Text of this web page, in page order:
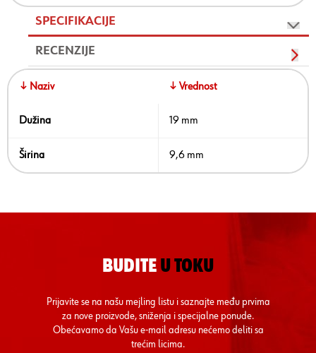
SPECIFIKACIJE
RECENZIJE
↓ Naziv ↓ Vrednost
Dužina 19 mm
Širina 9,6 mm
BUDITE U TOKU
Prijavite se na našu mejling listu i saznajte među prvima
za nove proizvode, sniženja i specijalne ponude.
Obećavamo da Vašu e-mail adresu nećemo deliti sa
trećim licima.